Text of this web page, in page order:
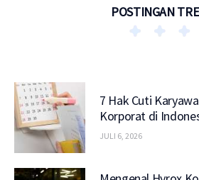
POSTINGAN
7 Hak Cuti
Korporat di
JULI 6, 2026